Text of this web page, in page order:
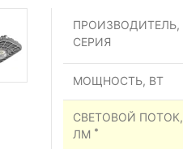
ПРОИЗВОДИТЕЛЬ,
СЕРИЯ
МОЩНОСТЬ, ВТ
СВЕТОВОЙ ПОТОК,
ЛМ *